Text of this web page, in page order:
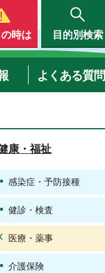
時は 目的別検索
よくある質問
康・福祉
感染症・予防接種
健診・検査
医療・薬事
介護保険